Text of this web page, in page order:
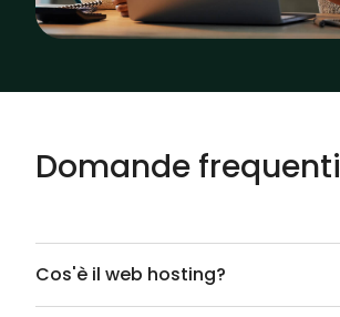
Domande frequenti
Cos'è il web hosting?